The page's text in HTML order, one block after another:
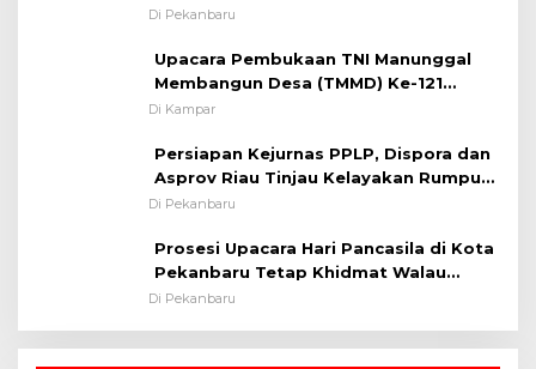
Pesan Edukasi Kamtibmas &
Di Pekanbaru
Upacara Pembukaan TNI Manunggal
Membangun Desa (TMMD) Ke-121
Kodim 0313/KPR Tahun 2024) ?
Di Kampar
Persiapan Kejurnas PPLP, Dispora dan
Asprov Riau Tinjau Kelayakan Rumput
Lapangan Sepakbola
Di Pekanbaru
Prosesi Upacara Hari Pancasila di Kota
Pekanbaru Tetap Khidmat Walau
Dalam Ruangan
Di Pekanbaru